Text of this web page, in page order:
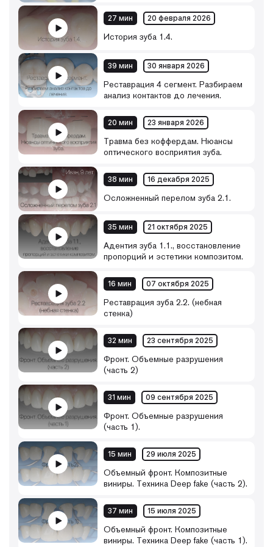
⁃ проработать техники моделирования во фронтальном
отделе (работа с 3, 4 классами, закрытие диастемы,
коррекция режущего края и т.д.)
27 мин 20 февраля 2026
История зуба 1.4.
39 мин 30 января 2026
Реставрация 4 сегмент. Разбираем
анализ контактов до лечения.
20 мин 23 января 2026
Травма без коффердам. Нюансы
оптического восприятия зуба.
38 мин 16 декабря 2025
Осложненный перелом зуба 2.1.
35 мин 21 октября 2025
Адентия зуба 1.1., восстановление
пропорций и эстетики композитом.
16 мин 07 октября 2025
Реставрация зуба 2.2. (небная
стенка)
32 мин 23 сентября 2025
Фронт. Объемные разрушения
(часть 2)
31 мин 09 сентября 2025
Фронт. Объемные разрушения
(часть 1).
15 мин 29 июля 2025
Объемный фронт. Композитные
виниры. Техника Deep fake (часть 2).
37 мин 15 июля 2025
Объемный фронт. Композитные
виниры. Техника Deep fake (часть 1).